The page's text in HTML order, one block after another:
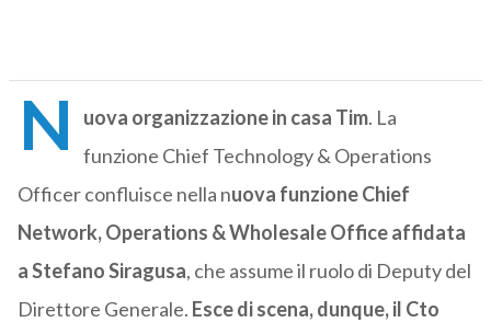
N uova organizzazione in casa Tim. La
funzione Chief Technology & Operations
Officer confluisce nella nuova funzione Chief
Network, Operations & Wholesale Office affidata
a Stefano Siragusa, che assume il ruolo di Deputy del
Direttore Generale. Esce di scena, dunque, il Cto